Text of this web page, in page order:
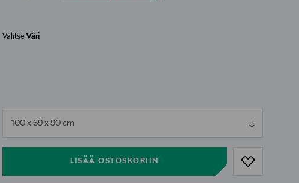
ValitseVäri
100 x 69 x 90 cm
LISÄÄ OSTOSKORIIN
null